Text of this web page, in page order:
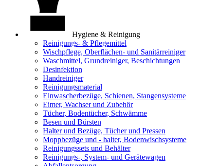
Hygiene & Reinigung
Reinigungs- & Pflegemittel
Wischpflege, Oberflächen- und Sanitärreiniger
Waschmittel, Grundreiniger, Beschichtungen
Desinfektion
Handreiniger
Reinigungsmaterial
Einwascherbezüge, Schienen, Stangensysteme
Eimer, Wachser und Zubehör
Tücher, Bodentücher, Schwämme
Besen und Bürsten
Halter und Bezüge, Tücher und Pressen
Moppbezüge und - halter, Bodenwischsysteme
Reinigungssets und Behälter
Reinigungs-, System- und Gerätewagen